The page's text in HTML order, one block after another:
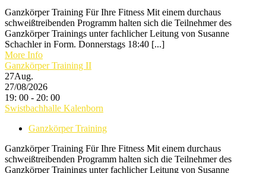
Ganzkörper Training Für Ihre Fitness Mit einem durchaus
schweißtreibenden Programm halten sich die Teilnehmer des
Ganzkörper Trainings unter fachlicher Leitung von Susanne
Schachler in Form. Donnerstags 18:40 [...]
More Info
Ganzkörper Training II
27Aug.
27/08/2026
19: 00 - 20: 00
Swistbachhalle Kalenborn
Ganzkörper Training
Ganzkörper Training Für Ihre Fitness Mit einem durchaus
schweißtreibenden Programm halten sich die Teilnehmer des
Ganzkörper Trainings unter fachlicher Leitung von Susanne